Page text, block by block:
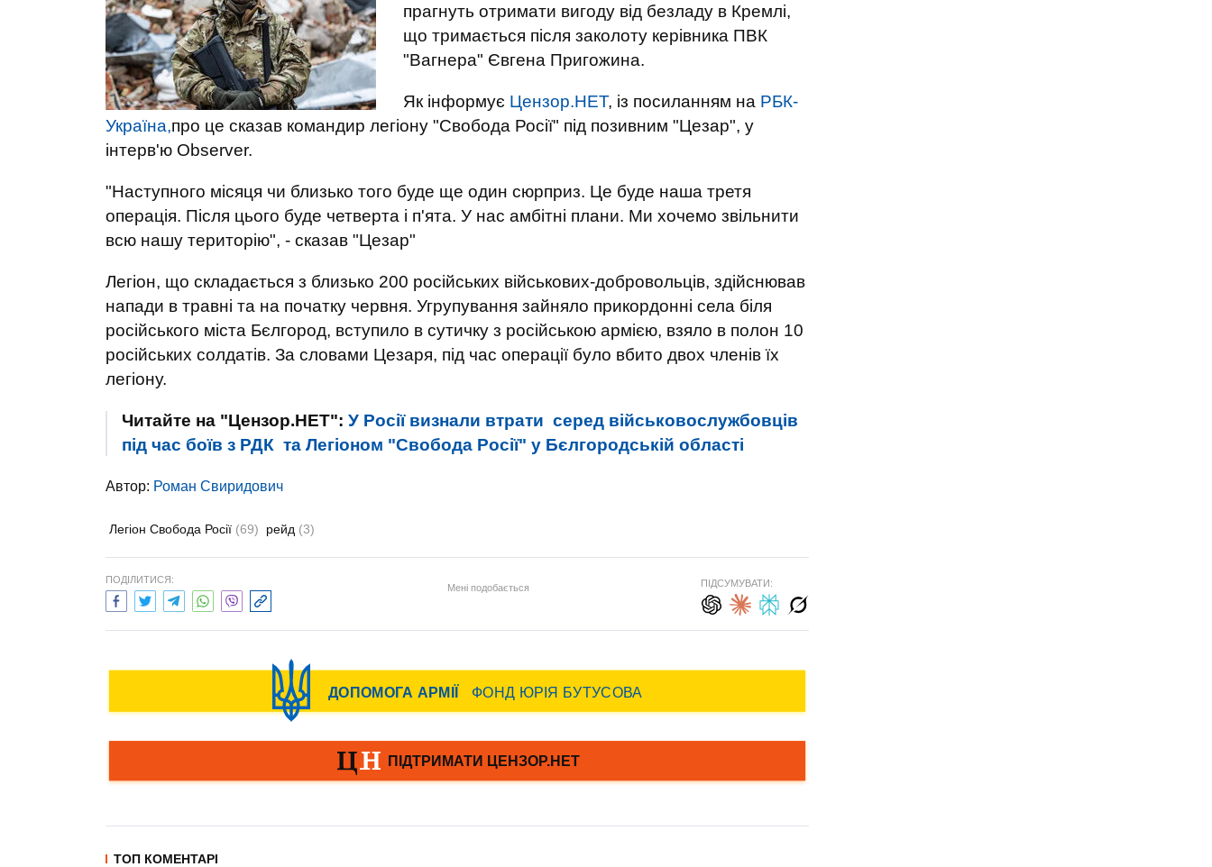
прагнуть отримати вигоду від безладу в Кремлі,
що тримається після заколоту керівника ПВК
"Вагнера" Євгена Пригожина.
Як інформує Цензор.НЕТ, із посиланням на РБК-
Україна,про це сказав командир легіону "Свобода Росії" під позивним "Цезар", у
інтерв'ю Observer.
"Наступного місяця чи близько того буде ще один сюрприз. Це буде наша третя
операція. Після цього буде четверта і п'ята. У нас амбітні плани. Ми хочемо звільнити
всю нашу територію", - сказав "Цезар"
Легіон, що складається з близько 200 російських військових-добровольців, здійснював
напади в травні та на початку червня. Угрупування зайняло прикордонні села біля
російського міста Бєлгород, вступило в сутичку з російською армією, взяло в полон 10
російських солдатів. За словами Цезаря, під час операції було вбито двох членів їх
легіону.
Читайте на "Цензор.НЕТ": У Росії визнали втрати серед військовослужбовців
під час боїв з РДК та Легіоном "Свобода Росії" у Бєлгородській області
Автор: Роман Свиридович
Легіон Свобода Росії (69) рейд (3)
ПОДІЛИТИСЯ:
Мені подобається ПІДСУМУВАТИ:
ТОП КОМЕНТАРІ